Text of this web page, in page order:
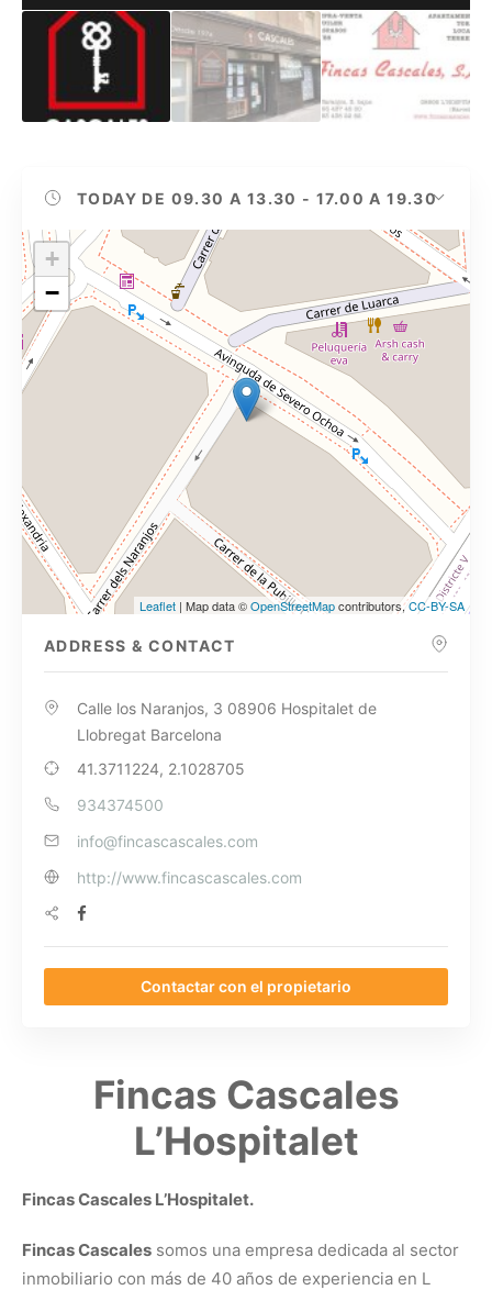
TODAY DE 09.30 A 13.30 - 17.00 A 19.30
+
−
Leaflet | Map data ©OpenStreetMapcontributors,CC-BY-SA
ADDRESS & CONTACT
Calle los Naranjos, 3 08906 Hospitalet de
Llobregat Barcelona
41.3711224, 2.1028705
934374500
info@fincascascales.com
http://www.fincascascales.com
Contactar con el propietario
Fincas Cascales
L’Hospitalet
Fincas Cascales L’Hospitalet.
Fincas Cascales somos una empresa dedicada al sector
inmobiliario con más de 40 años de experiencia en L